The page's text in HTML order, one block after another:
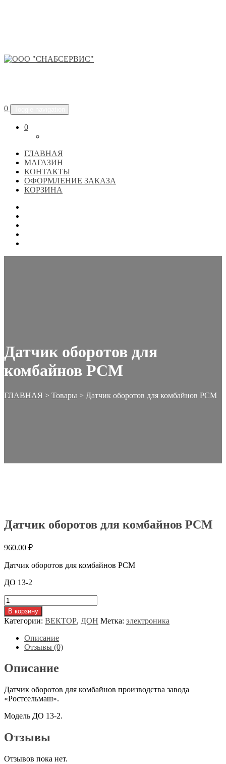
0
0
ГЛАВНАЯ
МАГАЗИН
КОНТАКТЫ
ОФОРМЛЕНИЕ ЗАКАЗА
КОРЗИНА
Датчик оборотов для
комбайнов РСМ
ГЛАВНАЯ > Товары > Датчик оборотов для комбайнов РСМ
Датчик оборотов для комбайнов РСМ
960.00 ₽
Датчик оборотов для комбайнов РСМ
ДО 13-2
Количество
товара
Датчик
оборотов
комбайнов
В корзину
Категории: ВЕКТОР, ДОН Метка: электроника
Описание
Отзывы (0)
Описание
Датчик оборотов для комбайнов производства завода
«Ростсельмаш».
Модель ДО 13-2.
Отзывы
Отзывов пока нет.